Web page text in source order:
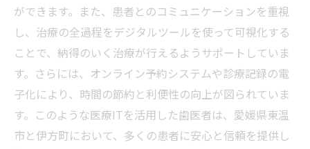
ができます。また、患者とのコミュニケーションを重視
し、治療の全過程をデジタルツールを使って可視化する
ことで、納得のいく治療が行えるようサポートしていま
す。さらには、オンライン予約システムや診療記録の電
子化により、時間の節約と利便性の向上が図られていま
す。このような医療ITを活用した歯医者は、愛媛県東温
市と伊方町において、多くの患者に安心と信頼を提供し